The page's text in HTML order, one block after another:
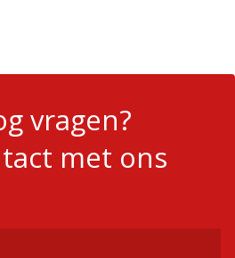
vragen?
met ons